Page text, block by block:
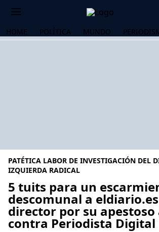
HOME POLÍTICA MUNDO
PATÉTICA LABOR DE INVESTIGACIÓN DEL
IZQUIERDA RADICAL
5 tuits para un
descomunal a
director por su
contra Periodista Digital